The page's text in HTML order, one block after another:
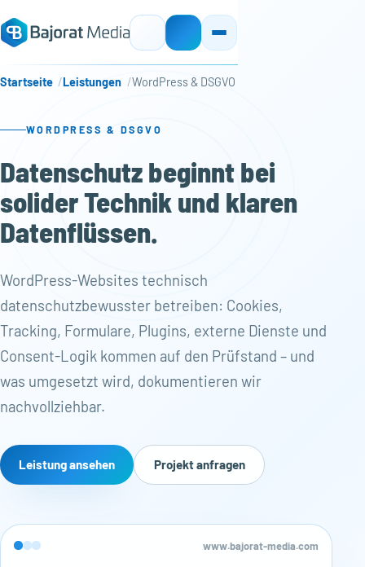
Startseite Leistungen WordPress & DSGVO
WORDPRESS & DSGVO
Datenschutz beginnt bei
solider Technik und klaren
Datenflüssen.
WordPress-Websites technisch
datenschutzbewusster betreiben: Cookies,
Tracking, Formulare, Plugins, externe Dienste und
Consent-Logik kommen auf den Prüfstand – und
was umgesetzt wird, dokumentieren wir
nachvollziehbar.
Leistung ansehen Projekt anfragen
www.bajorat-media.com